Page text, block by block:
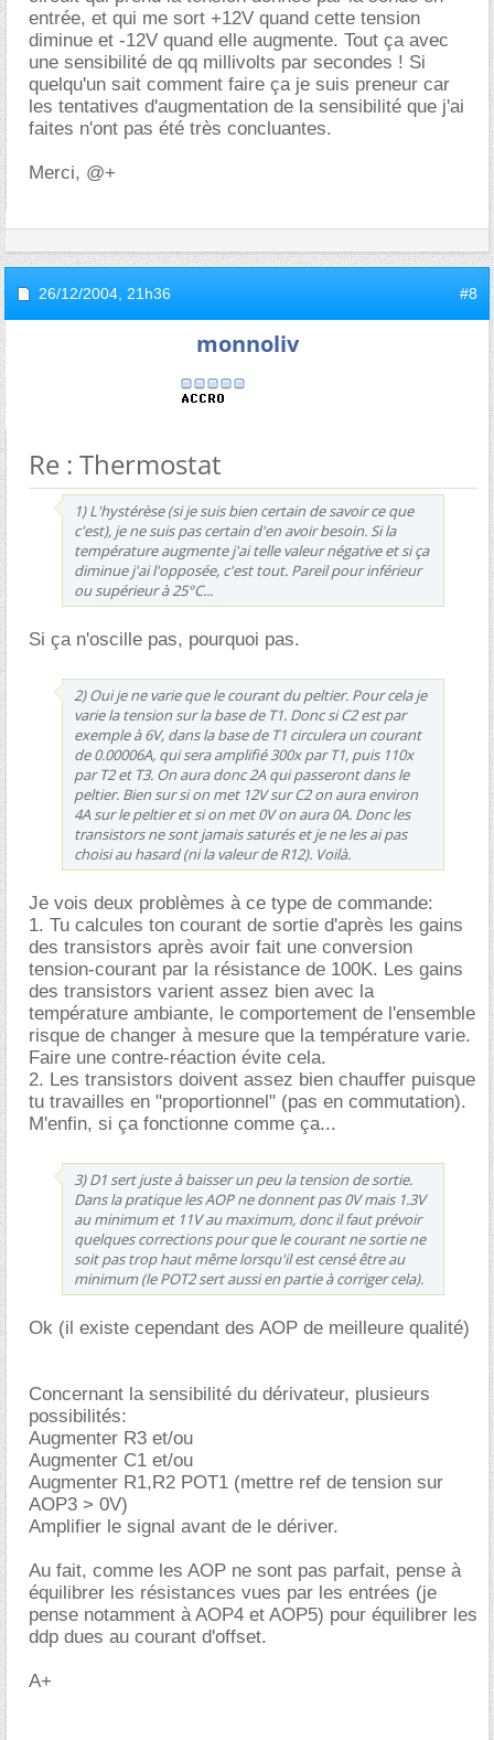
entrée, et qui me sort +12V quand cette tension
diminue et -12V quand elle augmente. Tout ça avec
une sensibilité de qq millivolts par secondes ! Si
quelqu'un sait comment faire ça je suis preneur car
les tentatives d'augmentation de la sensibilité que j'ai
faites n'ont pas été très concluantes.
Merci, @+
26/12/2004, 21h36 #8
monnoliv
Re : Thermostat
1) L'hystérèse (si je suis bien certain de savoir ce que
c'est), je ne suis pas certain d'en avoir besoin. Si la
température augmente j'ai telle valeur négative et si ça
diminue j'ai l'opposée, c'est tout. Pareil pour inférieur
ou supérieur à 25°C...
Si ça n'oscille pas, pourquoi pas.
2) Oui je ne varie que le courant du peltier. Pour cela je
varie la tension sur la base de T1. Donc si C2 est par
exemple à 6V, dans la base de T1 circulera un courant
de 0.00006A, qui sera amplifié 300x par T1, puis 110x
par T2 et T3. On aura donc 2A qui passeront dans le
peltier. Bien sur si on met 12V sur C2 on aura environ
4A sur le peltier et si on met 0V on aura 0A. Donc les
transistors ne sont jamais saturés et je ne les ai pas
choisi au hasard (ni la valeur de R12). Voilà.
Je vois deux problèmes à ce type de commande:
1. Tu calcules ton courant de sortie d'après les gains
des transistors après avoir fait une conversion
tension-courant par la résistance de 100K. Les gains
des transistors varient assez bien avec la
température ambiante, le comportement de l'ensemble
risque de changer à mesure que la température varie.
Faire une contre-réaction évite cela.
2. Les transistors doivent assez bien chauffer puisque
tu travailles en "proportionnel" (pas en commutation).
M'enfin, si ça fonctionne comme ça...
3) D1 sert juste à baisser un peu la tension de sortie.
Dans la pratique les AOP ne donnent pas 0V mais 1.3V
au minimum et 11V au maximum, donc il faut prévoir
quelques corrections pour que le courant ne sortie ne
soit pas trop haut même lorsqu'il est censé être au
minimum (le POT2 sert aussi en partie à corriger cela).
Ok (il existe cependant des AOP de meilleure qualité)
Concernant la sensibilité du dérivateur, plusieurs
possibilités:
Augmenter R3 et/ou
Augmenter C1 et/ou
Augmenter R1,R2 POT1 (mettre ref de tension sur
AOP3 > 0V)
Amplifier le signal avant de le dériver.
Au fait, comme les AOP ne sont pas parfait, pense à
équilibrer les résistances vues par les entrées (je
pense notamment à AOP4 et AOP5) pour équilibrer les
ddp dues au courant d'offset.
A+